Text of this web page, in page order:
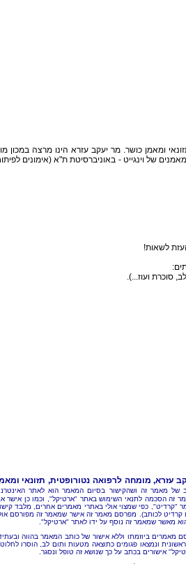
ומאמן כושר. מר יעקב עזרא הינו מרצה במכון
של וינגייט - באוניברסיטת ת"א (אימונים
סוכרת ועוז...).
עזרא, מומחה לרפואה נטורופטית, תזונאי
של מאמר זה ושהקישור בסיום המאמר הוא לאתר
זה הסכמה לתנאי השימוש באתר "ארטיקל", וכמו כן אישר
"קרדיט", כפי שמצוי אולי באתרי מאמרים אחרים, מלבד
לכותב). מפרסם מאמר זה אישר שמאמר זה מפורסם
מאשר שמאמר זה נוסף על ידו לאתר "ארטיקל".
מאמרים ביוזמתו וללא אישור של כותב המאמר בהווה
ונמצאו פגומים כתוצאה מטעות ותום לב, הוסרו
אישורים בכתב על כך שנושא זה טופל ונסגר.